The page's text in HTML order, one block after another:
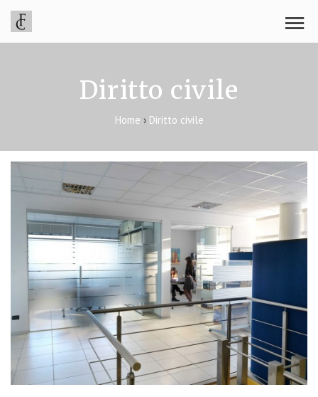
Diritto civile
Home › Diritto civile